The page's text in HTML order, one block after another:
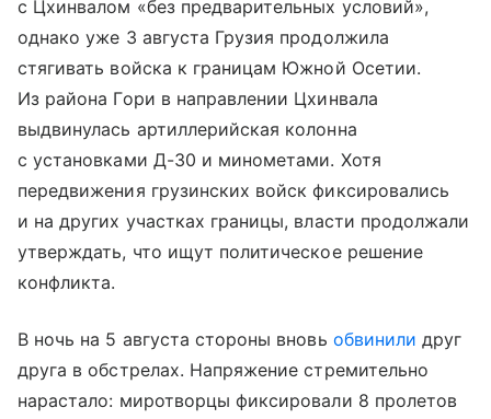
с Цхинвалом «без предварительных условий»,
однако уже 3 августа Грузия продолжила
стягивать войска к границам Южной Осетии.
Из района Гори в направлении Цхинвала
выдвинулась артиллерийская колонна
с установками Д-30 и минометами. Хотя
передвижения грузинских войск фиксировались
и на других участках границы, власти продолжали
утверждать, что ищут политическое решение
конфликта.
В ночь на 5 августа стороны вновь обвинили друг
друга в обстрелах. Напряжение стремительно
нарастало: миротворцы фиксировали 8 пролетов